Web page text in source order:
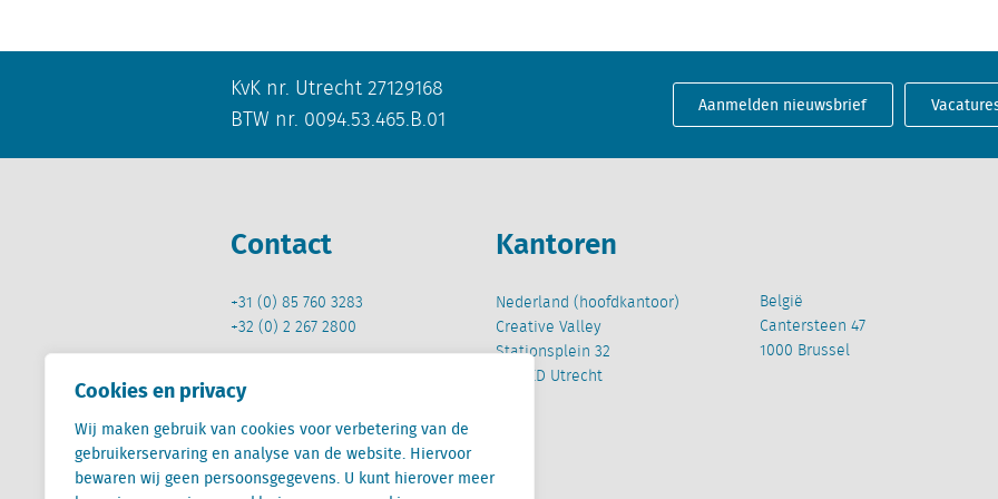
Cookies en privacy
Wij maken gebruik van cookies voor verbetering van de
gebruikerservaring en analyse van de website. Hiervoor
bewaren wij geen persoonsgegevens. U kunt hierover meer
KvK nr. Utrecht 27129168
BTW nr. 0094.53.465.B.01
Aanmelden nieuwsbrief
Contact
+31 (0) 85 760 3283
+32 (0) 2 267 2800
Kantoren
Nederland (hoofdkantoor)
Creative Valley
Stationsplein 32
3511 ED Utrecht
België
Cantersteen 47
1000 Brussel